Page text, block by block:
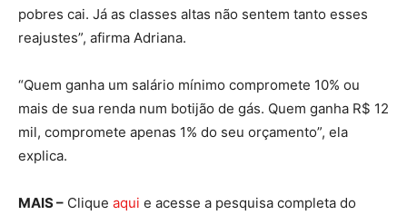
pobres cai. Já as classes altas não sentem tanto esses
reajustes”, afirma Adriana.
“Quem ganha um salário mínimo compromete 10% ou
mais de sua renda num botijão de gás. Quem ganha R$ 12
mil, compromete apenas 1% do seu orçamento”, ela
explica.
MAIS – Clique aqui e acesse a pesquisa completa do